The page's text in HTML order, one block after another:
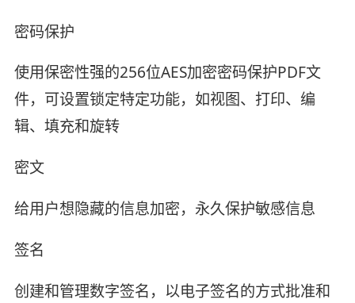
密码保护
使用保密性强的256位AES加密密码保护PDF文
件，可设置锁定特定功能，如视图、打印、编
辑、填充和旋转
密文
给用户想隐藏的信息加密，永久保护敏感信息
签名
创建和管理数字签名，以电子签名的方式批准和